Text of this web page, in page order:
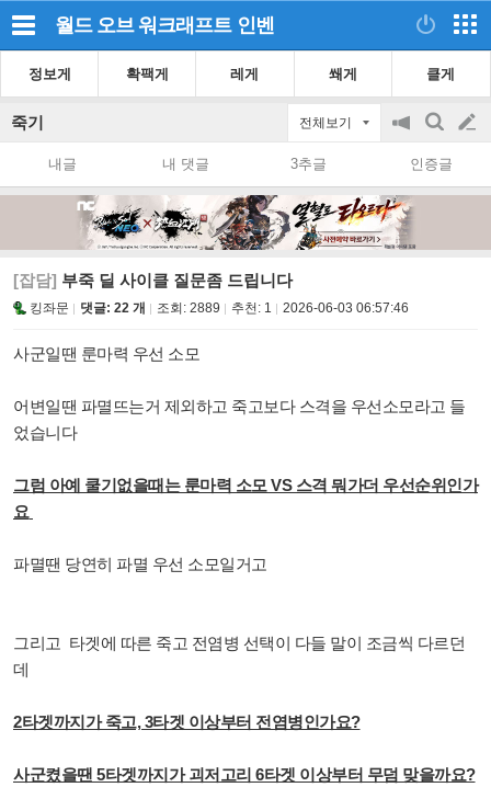
월드 오브 워크래프트 인벤
정보게 확팩게 레게 쐐게 클게
죽기 전체보기
공
on/off
검
색
글
쓰
내글 내 댓글 3추글 인증글
[잡담] 부죽 딜 사이클 질문좀 드립니다
킹좌문 댓글: 22 개 조회: 2889 추천: 1 2026-06-03 06:57:46
사군일땐 룬마력 우선 소모
어변일땐 파멸뜨는거 제외하고 죽고보다 스격을 우선소모라고 들
었습니다
그럼 아예 쿨기없을때는 룬마력 소모 VS 스격 뭐가더 우선순위인가
요
파멸땐 당연히 파멸 우선 소모일거고
그리고 타겟에 따른 죽고 전염병 선택이 다들 말이 조금씩 다르던
데
2타겟까지가 죽고, 3타겟 이상부터 전염병인가요?
사군켰을땐 5타겟까지가 괴저고리 6타겟 이상부터 무덤 맞을까요?